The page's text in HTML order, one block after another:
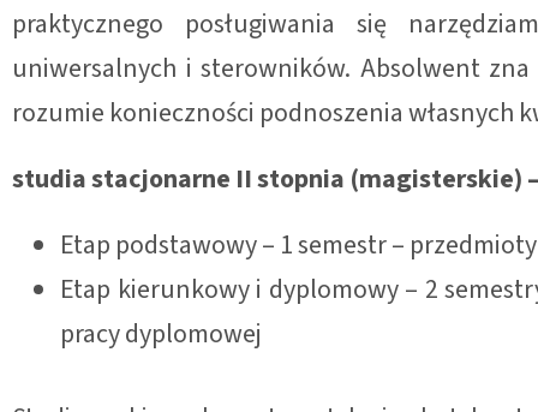
praktycznego posługiwania się
uniwersalnych i sterowników. Absolwent
rozumie konieczności podnoszenia własnych
studia stacjonarne II stopnia (magisterskie)
Etap podstawowy – 1 semestr –
Etap kierunkowy i dyplomowy – 2
pracy dyplomowej